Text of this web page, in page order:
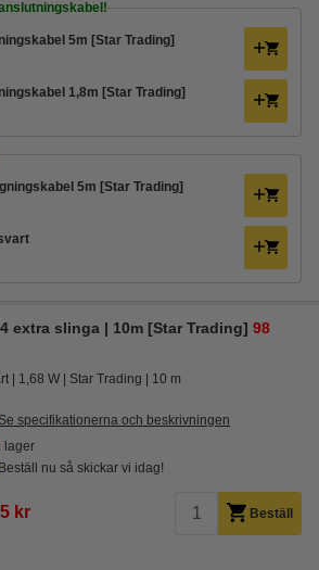
5m [Star Trading]
1,8m [Star Trading]
5m [Star Trading]
extra slinga | 10m [Star Trading] 98
1,68 W Star Trading 10 m
Se specifikationerna och beskrivningen
i lager
Beställ nu så skickar vi idag!
kr Beställ